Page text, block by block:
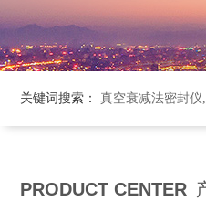
关键词搜索： 真空衰减法密封
PRODUCT CENTER